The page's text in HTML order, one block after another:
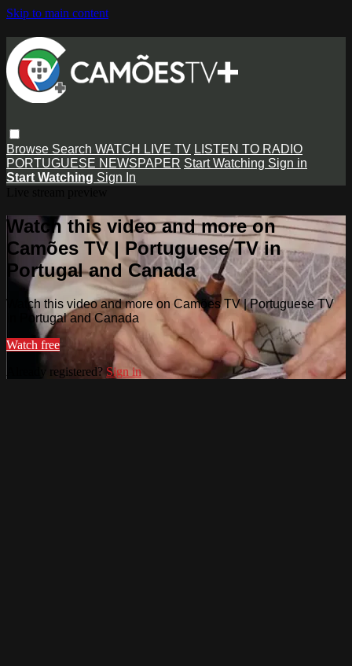
Skip to main content
Browse Search WATCH LIVE TV LISTEN TO RADIO
PORTUGUESE NEWSPAPER Start Watching Sign in
Start Watching Sign In
Watch this video and more on
Camões TV | Portuguese TV in
Portugal and Canada
Watch this video and more on Camões TV | Portuguese TV
in Portugal and Canada
Watch free
Already registered? Sign in